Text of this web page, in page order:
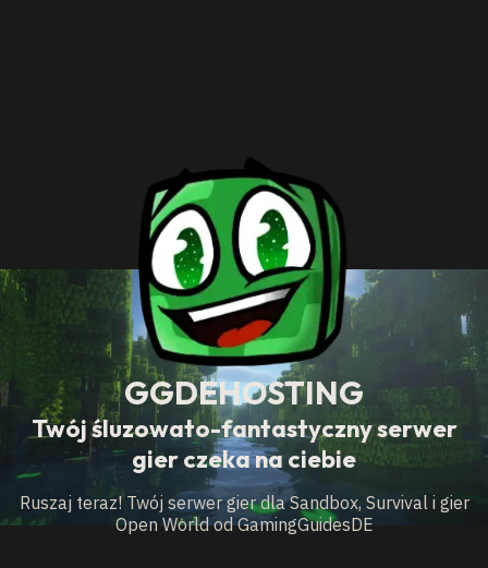
GGDEHOSTING
Twój śluzowato-fantastyczny serwer
gier czeka na ciebie
Ruszaj teraz! Twój serwer gier dla Sandbox, Survival i gier
Open World od GamingGuidesDE